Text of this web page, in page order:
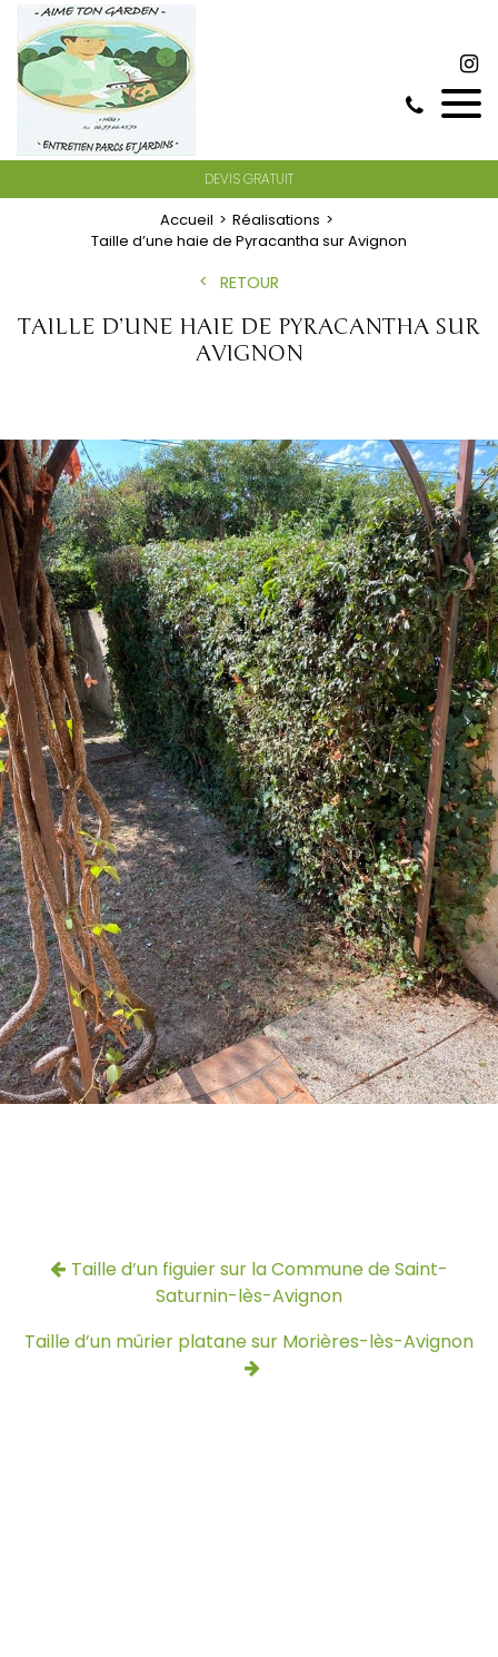
DEVIS GRATUIT
Accueil
Réalisations
Taille d’une haie de Pyracantha sur Avignon
RETOUR
TAILLE D’UNE HAIE DE PYRACANTHA SUR
AVIGNON
Taille d’un figuier sur la Commune de Saint-
Saturnin-lès-Avignon
Taille d’un mûrier platane sur Morières-lès-Avignon